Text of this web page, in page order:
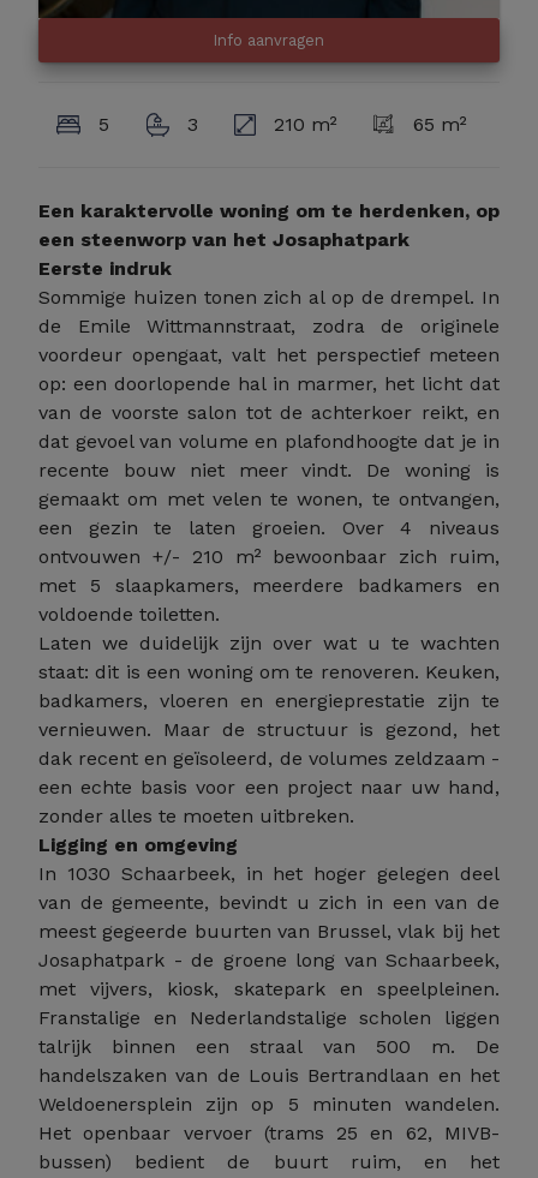
Info aanvragen
5 3 210 m² 65 m²
Een karaktervolle woning om te herdenken, op
een steenworp van het Josaphatpark
Eerste indruk
Sommige huizen tonen zich al op de drempel. In
de Emile Wittmannstraat, zodra de originele
voordeur opengaat, valt het perspectief meteen
op: een doorlopende hal in marmer, het licht dat
van de voorste salon tot de achterkoer reikt, en
dat gevoel van volume en plafondhoogte dat je in
recente bouw niet meer vindt. De woning is
gemaakt om met velen te wonen, te ontvangen,
een gezin te laten groeien. Over 4 niveaus
ontvouwen +/- 210 m² bewoonbaar zich ruim,
met 5 slaapkamers, meerdere badkamers en
voldoende toiletten.
Laten we duidelijk zijn over wat u te wachten
staat: dit is een woning om te renoveren. Keuken,
badkamers, vloeren en energieprestatie zijn te
vernieuwen. Maar de structuur is gezond, het
dak recent en geïsoleerd, de volumes zeldzaam -
een echte basis voor een project naar uw hand,
zonder alles te moeten uitbreken.
Ligging en omgeving
In 1030 Schaarbeek, in het hoger gelegen deel
van de gemeente, bevindt u zich in een van de
meest gegeerde buurten van Brussel, vlak bij het
Josaphatpark - de groene long van Schaarbeek,
met vijvers, kiosk, skatepark en speelpleinen.
Franstalige en Nederlandstalige scholen liggen
talrijk binnen een straal van 500 m. De
handelszaken van de Louis Bertrandlaan en het
Weldoenersplein zijn op 5 minuten wandelen.
Het openbaar vervoer (trams 25 en 62, MIVB-
bussen) bedient de buurt ruim, en het